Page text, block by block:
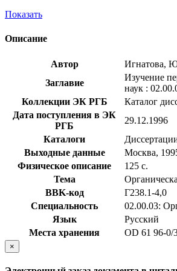
Показать
Описание
Автор
Игнатова,
Заглавие
Изучение
наук :
Коллекции ЭК РГБ
Каталог
Дата поступления в ЭК
РГБ
29.12.1996
Каталоги
Выходные данные
Москва,
Физическое описание
125 с.
Тема
BBK-код
Г238.1-4,0
Специальность
02.00.03:
Язык
Русский
Места хранения
OD 61 96-0/
×